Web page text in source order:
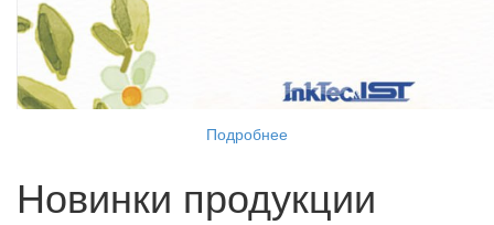
Подробнее
Новинки продукции